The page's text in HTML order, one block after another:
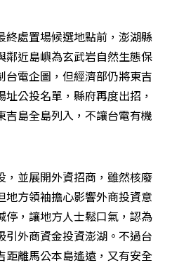
終處置場候選地點前，澎湖縣
鄰近島嶼為玄武岩自然生態保
台電企圖，但經濟部仍將東吉
公投名單，縣府再度出招，
島全島列入，不讓台電有機
，並展開外資招商，雖然核廢
方領袖擔心影響外商投資意
停，讓地方人士鬆口氣，認為
引外商資金投資澎湖。不過台
距離馬公本島遙遠，又有安全